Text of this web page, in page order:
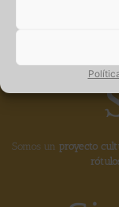
Somos un proyecto